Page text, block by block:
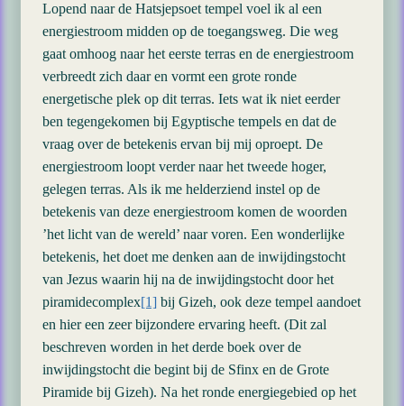
Lopend naar de Hatsjepsoet tempel voel ik al een
energiestroom midden op de toegangsweg. Die weg
gaat omhoog naar het eerste terras en de energiestroom
verbreedt zich daar en vormt een grote ronde
energetische plek op dit terras. Iets wat ik niet eerder
ben tegengekomen bij Egyptische tempels en dat de
vraag over de betekenis ervan bij mij oproept. De
energiestroom loopt verder naar het tweede hoger,
gelegen terras. Als ik me helderziend instel op de
betekenis van deze energiestroom komen de woorden
’het licht van de wereld’ naar voren. Een wonderlijke
betekenis, het doet me denken aan de inwijdingstocht
van Jezus waarin hij na de inwijdingstocht door het
piramidecomplex[1] bij Gizeh, ook deze tempel aandoet
en hier een zeer bijzondere ervaring heeft. (Dit zal
beschreven worden in het derde boek over de
inwijdingstocht die begint bij de Sfinx en de Grote
Piramide bij Gizeh). Na het ronde energiegebied op het